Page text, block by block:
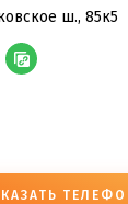
ш., 85к5